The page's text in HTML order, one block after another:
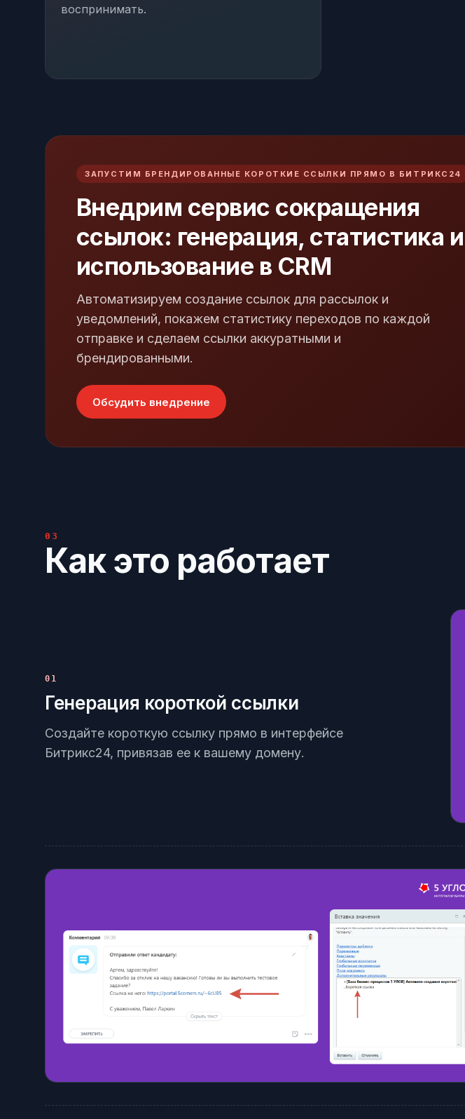
воспринимать.
ЗАПУСТИМ БРЕНДИРОВАННЫЕ КОРОТКИЕ ССЫЛКИ ПРЯМО В БИТРИКС24
Внедрим сервис сокращения
ссылок: генерация, статистика и
использование в CRM
Автоматизируем создание ссылок для рассылок и
уведомлений, покажем статистику переходов по каждой
отправке и сделаем ссылки аккуратными и
брендированными.
Обсудить внедрение
03
Как это работает
01
Генерация короткой ссылки
Создайте короткую ссылку прямо в интерфейсе
Битрикс24, привязав ее к вашему домену.